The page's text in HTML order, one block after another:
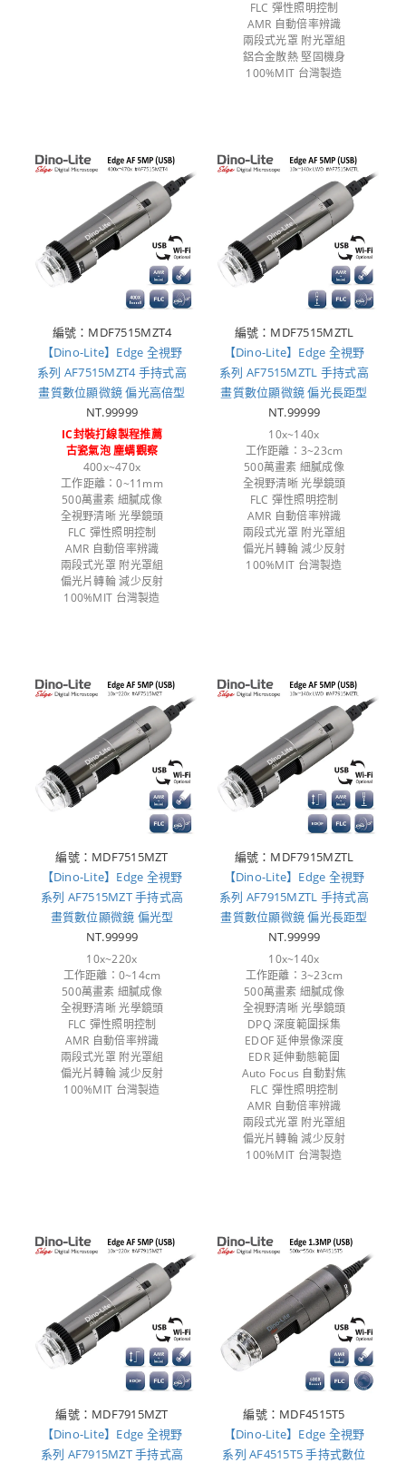
FLC 彈性照明控制
AMR 自動倍率辨識
兩段式光罩 附光罩組
鋁合金散熱 堅固機身
100%MIT 台灣製造
編號：MDF7515MZT4
【Dino-Lite】Edge 全視野
系列 AF7515MZT4 手持式高
畫質數位顯微鏡 偏光高倍型
NT.99999
IC封裝打線製程推薦
古瓷氣泡 塵螨觀察
400x~470x
工作距離：0~11mm
500萬畫素 細膩成像
全視野清晰 光學鏡頭
FLC 彈性照明控制
AMR 自動倍率辨識
兩段式光罩 附光罩組
偏光片轉輪 減少反射
100%MIT 台灣製造
編號：MDF7515MZTL
【Dino-Lite】Edge 全視野
系列 AF7515MZTL 手持式高
畫質數位顯微鏡 偏光長距型
NT.99999
10x~140x
工作距離：3~23cm
500萬畫素 細膩成像
全視野清晰 光學鏡頭
FLC 彈性照明控制
AMR 自動倍率辨識
兩段式光罩 附光罩組
偏光片轉輪 減少反射
100%MIT 台灣製造
編號：MDF7515MZT
【Dino-Lite】Edge 全視野
系列 AF7515MZT 手持式高
畫質數位顯微鏡 偏光型
NT.99999
10x~220x
工作距離：0~14cm
500萬畫素 細膩成像
全視野清晰 光學鏡頭
FLC 彈性照明控制
AMR 自動倍率辨識
兩段式光罩 附光罩組
偏光片轉輪 減少反射
100%MIT 台灣製造
編號：MDF7915MZTL
【Dino-Lite】Edge 全視野
系列 AF7915MZTL 手持式高
畫質數位顯微鏡 偏光長距型
NT.99999
10x~140x
工作距離：3~23cm
500萬畫素 細膩成像
全視野清晰 光學鏡頭
DPQ 深度範圍採集
EDOF 延伸景像深度
EDR 延伸動態範圍
Auto Focus 自動對焦
FLC 彈性照明控制
AMR 自動倍率辨識
兩段式光罩 附光罩組
偏光片轉輪 減少反射
100%MIT 台灣製造
編號：MDF7915MZT
【Dino-Lite】Edge 全視野
系列 AF7915MZT 手持式高
編號：MDF4515T5
【Dino-Lite】Edge 全視野
系列 AF4515T5 手持式數位